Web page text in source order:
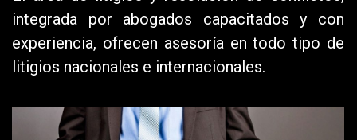
integrada por abogados capacitados y con
experiencia, ofrecen asesoría en todo tipo de
litigios nacionales e internacionales.